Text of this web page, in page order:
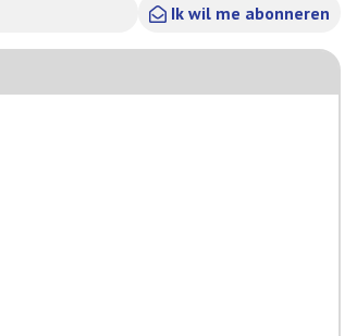
Ik wil me abonneren